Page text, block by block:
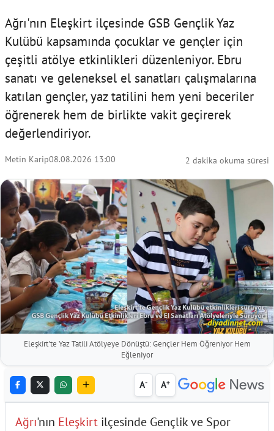
Ağrı'nın Eleşkirt ilçesinde GSB Gençlik Yaz
Kulübü kapsamında çocuklar ve gençler için
çeşitli atölye etkinlikleri düzenleniyor. Ebru
sanatı ve geleneksel el sanatları çalışmalarına
katılan gençler, yaz tatilini hem yeni beceriler
öğrenerek hem de birlikte vakit geçirerek
değerlendiriyor.
Metin Karip08.08.2026 13:00 2 dakika okuma süresi
Eleşkirt'te Yaz Tatili Atölyeye Dönüştü: Gençler Hem Öğreniyor Hem
Eğleniyor
A- A+
Ağrı'nın Eleşkirt ilçesinde Gençlik ve Spor